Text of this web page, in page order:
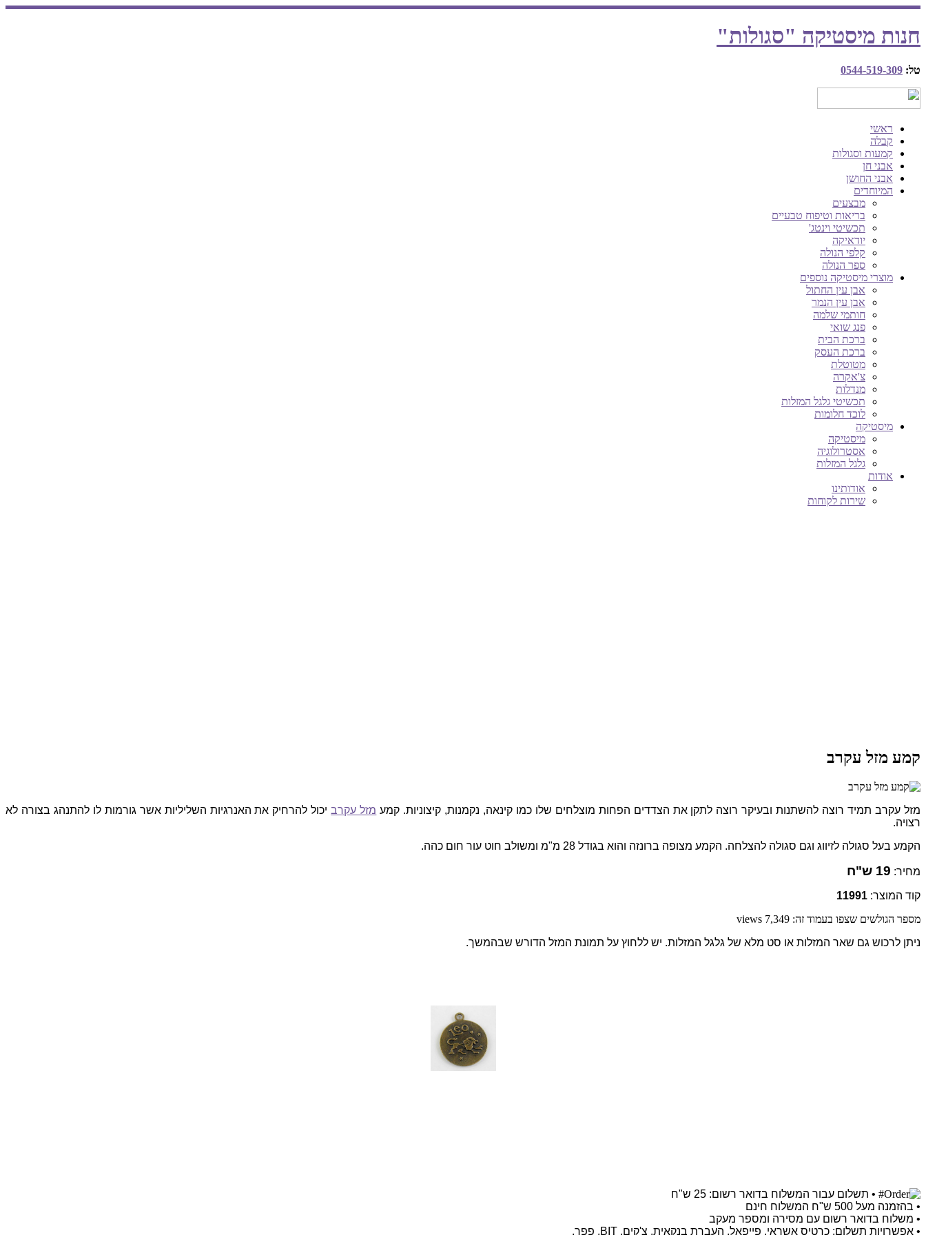
חנות מיסטיקה "סגולות"
טל: 0544-519-309
ראשי
קבלה
קמעות וסגולות
אבני חן
אבני החושן
המיוחדים
מבצעים
בריאות וטיפוח טבעיים
תכשיטי וינטג'
יודאיקה
קלפי הנולה
ספר הנולה
מוצרי מיסטיקה נוספים
אבן עין החתול
אבן עין הנמר
חותמי שלמה
פנג שואי
ברכת הבית
ברכת העסק
מטוטלת
צ'אקרה
מנדלות
תכשיטי גלגל המזלות
לוכד חלומות
מיסטיקה
מיסטיקה
אסטרולוגיה
גלגל המזלות
אודות
אודותינו
שירות לקוחות
קמע מזל עקרב
מזל עקרב תמיד רוצה להשתנות ובעיקר רוצה לתקן את הצדדים הפחות מוצלחים שלו כמו קינאה, נקמנות, קיצוניות. קמע מזל עקרב יכול להרחיק את האנרגיות השליליות אשר גורמות לו להתנהג בצורה לא
רצויה.
הקמע בעל סגולה לזיווג וגם סגולה להצלחה. הקמע מצופה ברונזה והוא בגודל 28 מ"מ ומשולב חוט עור חום כהה.
מחיר: 19 ש"ח
קוד המוצר: 11991
מספר הגולשים שצפו בעמוד זה: 7,349 views
ניתן לרכוש גם שאר המזלות או סט מלא של גלגל המזלות. יש ללחוץ על תמונת המזל הדורש שבהמשך.
• תשלום עבור המשלוח בדואר רשום: 25 ש"ח
• בהזמנה מעל 500 ש"ח המשלוח חינם
• משלוח בדואר רשום עם מסירה ומספר מעקב
• אפשרויות תשלום: כרטיס אשראי, פייפאל, העברת בנקאית, צ'קים, BIT, פפר.